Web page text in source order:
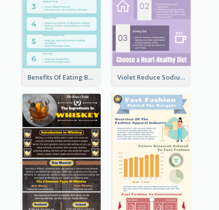
Benefits Of Eating Banana Infographic Violet Reduce Sodium Infographic Idea Design